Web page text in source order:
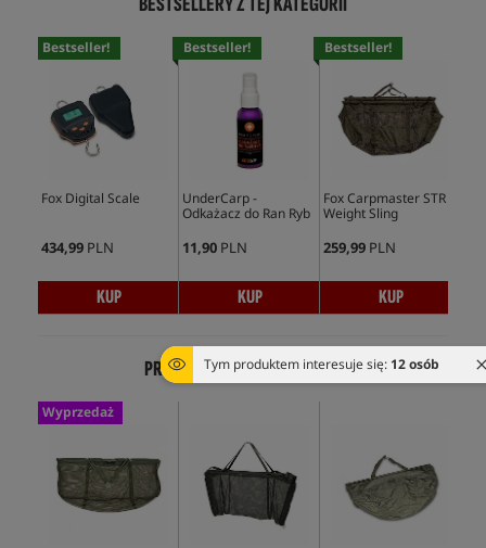
Tym produktem interesuje się:12 osób
Bestseller!
Fox Digital Scale
434,99 PLN
KUP
Bestseller!
UnderCarp -
Odkażacz do Ran Ryb
11,90 PLN
KUP
Bestseller!
Fox Carpmaster STR
Weight Sling
259,99 PLN
KUP
PRODUKTY Z TEJ SAMEJ SERII
Wyprzedaż